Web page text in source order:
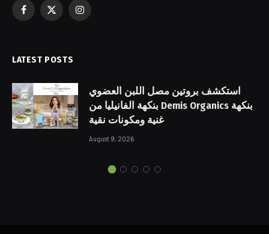
Facebook
X
Instagram
LATEST POSTS
استكشف بروتين مصل اللبن العضوي
بنكهة الفانيليا من Demis Organics بنكهة
غنية ومكونات نقية
August 9, 2026